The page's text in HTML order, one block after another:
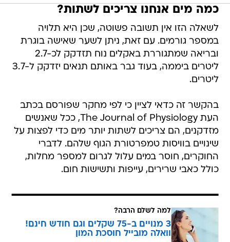
כמה מים אנחנו צריכים לשתות?
לשאלה הזו אין תשובה פשוטה, שכן היא תלויה
במספר גורמים. עם זאת, ניתן לשער שאישה בוגרת
ובריאה שמתגוררת באקלים נוח תזדקק לכ-2.7
ליטרים ביממה, בעוד גבר באותם תנאים יזדקק ל-3.7
ליטרים.
בהקשר זה כדאי לציין כי לפי מחקר שפורסם בכתב
העת The Journal of Physiology, ככל שאנשים
מזדקנים, הם צריכים לשתות יותר מים כדי לפצות על
שינויים בוויסות טמפרטורת הגוף שלהם. לדברי
החוקרים, חוסר במים עלול לגרום למספר מחלות,
כולל כאבי שרירים, עייפות ותשישות חום.
למה לשלם הרבה?
3 מנויים ב-75 שקלים וגם חודש חינם!
וואלה מובייל חוסכת המון